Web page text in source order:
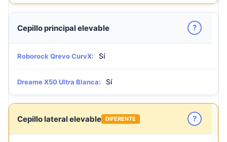
Cepillo principal elevable ?
Roborock Qrevo CurvX: Sí
Dreame X50 Ultra Blanca: Sí
Cepillo lateral elevable DIFERENTE ?